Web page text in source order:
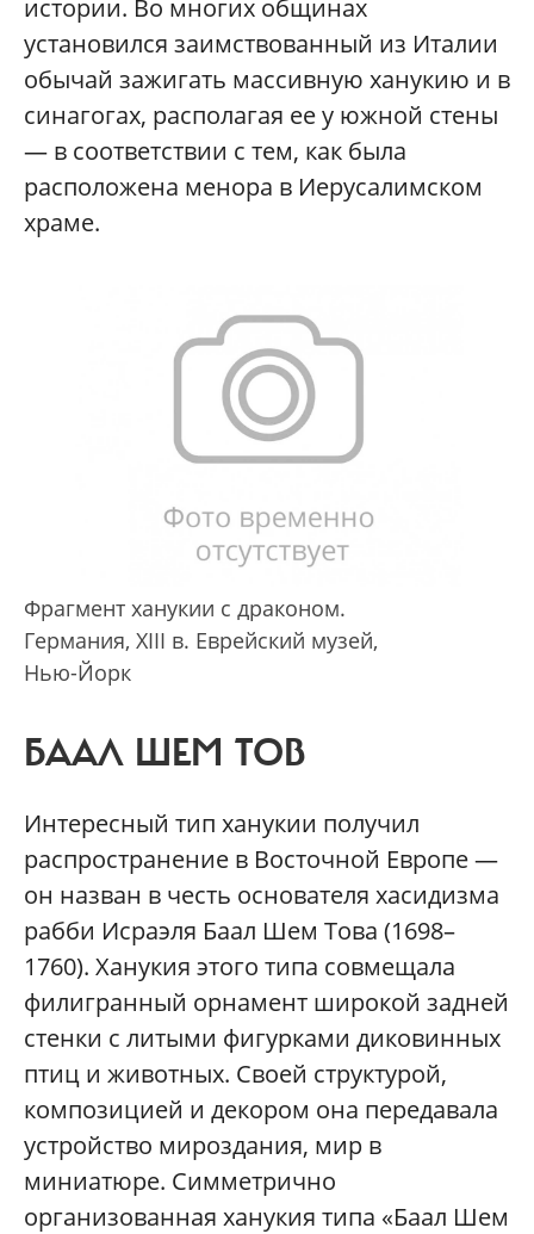
истории. Во многих общинах
установился заимствованный из Италии
обычай зажигать массивную ханукию и в
синагогах, располагая ее у южной стены
— в соответствии с тем, как была
расположена менора в Иерусалимском
храме.
Фрагмент ханукии с драконом.
Германия, XIII в. Еврейский музей,
Нью-Йорк
БААЛ ШЕМ ТОВ
Интересный тип ханукии получил
распространение в Восточной Европе —
он назван в честь основателя хасидизма
рабби Исраэля Баал Шем Това (1698–
1760). Ханукия этого типа совмещала
филигранный орнамент широкой задней
стенки с литыми фигурками диковинных
птиц и животных. Своей структурой,
композицией и декором она передавала
устройство мироздания, мир в
миниатюре. Симметрично
организованная ханукия типа «Баал Шем